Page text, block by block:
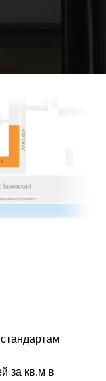
за кв.м в